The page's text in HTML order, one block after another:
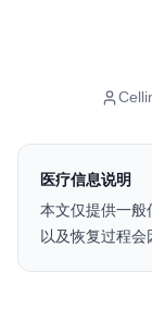
医疗信息说明
本文仅提供一般
以及恢复过程会